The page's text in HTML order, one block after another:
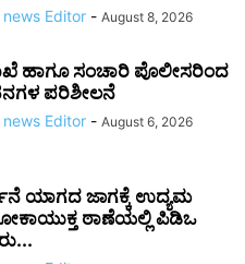
news Editor - August 8, 2026
ಹಾಗೂ ಸಂಚಾರಿ ಪೊಲೀಸರಿಂದ
ಪರಿಶೀಲನೆ
news Editor - August 6, 2026
ಯಾಗದ ಜಾಗಕ್ಕೆ ಉದ್ಯಮ
ಠಾಣೆಯಲ್ಲಿ ಪಿಡಿಒ